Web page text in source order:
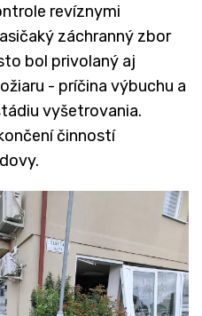
revíznymi
záchranný zbor
bol privolaný aj
- príčina výbuchu a
vyšetrovania.
činností